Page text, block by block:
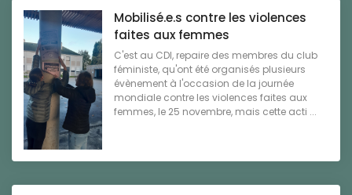
Mobilisé.e.s contre les violences
faites aux femmes
C'est au CDI, repaire des membres du club
féministe, qu'ont été organisés plusieurs
évènement à l'occasion de la journée
mondiale contre les violences faites aux
femmes, le 25 novembre, mais cette acti ...